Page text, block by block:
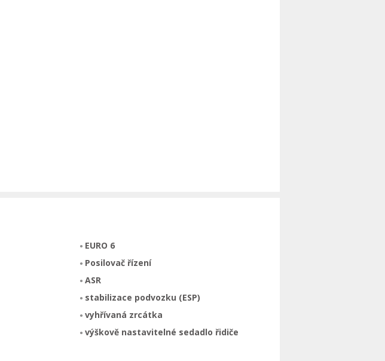
EURO 6
Posilovač řízení
ASR
stabilizace podvozku (ESP)
vyhřívaná zrcátka
výškově nastavitelné sedadlo řidiče